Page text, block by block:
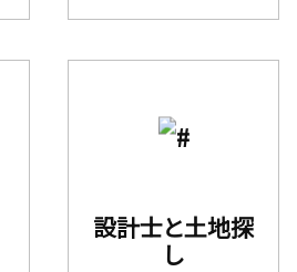
設計⼠と⼟地探
し